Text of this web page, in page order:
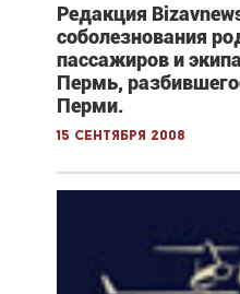
Редакция
соболезнования
пассажиров и
Пермь,
Перми.
15 сентября 2008